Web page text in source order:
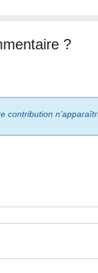
?
contribution